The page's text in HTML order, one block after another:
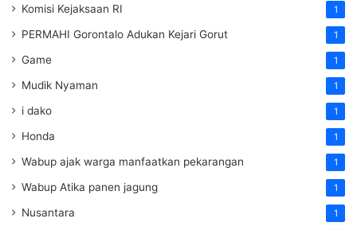
Komisi Kejaksaan RI 1
PERMAHI Gorontalo Adukan Kejari Gorut 1
Game 1
Mudik Nyaman 1
i dako 1
Honda 1
Wabup ajak warga manfaatkan pekarangan 1
Wabup Atika panen jagung 1
Nusantara 1